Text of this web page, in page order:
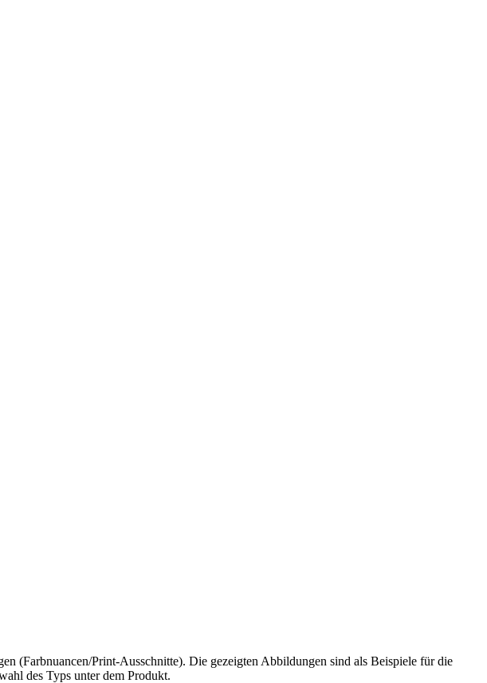
(Farbnuancen/Print-Ausschnitte). Die gezeigten Abbildungen sind als Beispiele für die
des Typs unter dem Produkt.